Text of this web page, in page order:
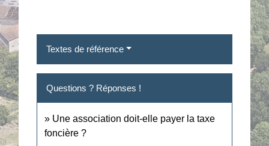
Textes de référence
Questions ? Réponses !
Une association doit-elle payer la taxe
foncière ?